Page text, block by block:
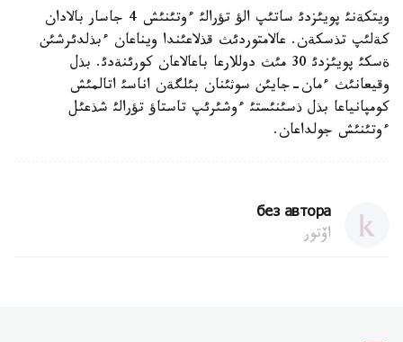
ويتكةنئ پويئزدئ ساتئپ الؤ تؤرالئ ءوتئنئش 4 جاسار بالادان
كةلئپ تذسكةن. عالامتوردئث قذلاعئندا ويناعان ءبذلدئرشئن
ةسكئ پويئزدئ 30 مئث دوللارعا باعالاعان كورئنةدئ. بذل
وقيعانئث ءمان-جايئن سوثئنان بئلگةن اناسئ اتالمئش
كومپانياعا بذل ذسئنئستئ ءوشئرئپ تاستاؤ تؤرالئ شذعئل
ءوتئنئش جولداعان.
без автора
اۆتور